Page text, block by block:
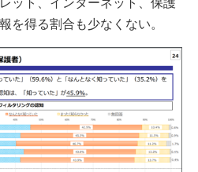
ット、インターネット、保護
を得る割合も少なくない。